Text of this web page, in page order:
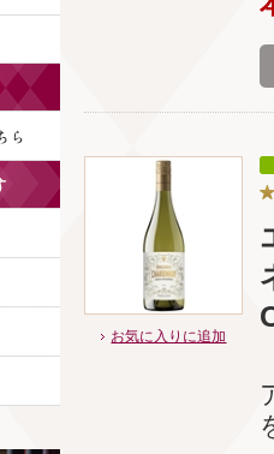
お気に入りに追加